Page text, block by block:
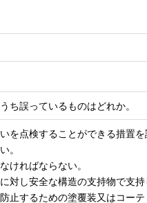
誤っているものはどれか。
点検することができる措置を
。
ければならない。
し安全な構造の支持物で支持
止するための塗覆装又はコー